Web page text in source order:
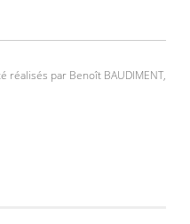
réalisés par Benoît BAUDIMENT,